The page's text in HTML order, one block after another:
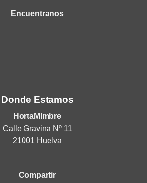
Encuentranos
Donde Estamos
HortaMimbre
Calle Gravina Nº 11
21001 Huelva
Compartir